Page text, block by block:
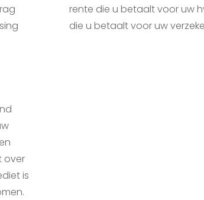
rente die u betaalt voor uw
die u betaalt voor uw
over
is